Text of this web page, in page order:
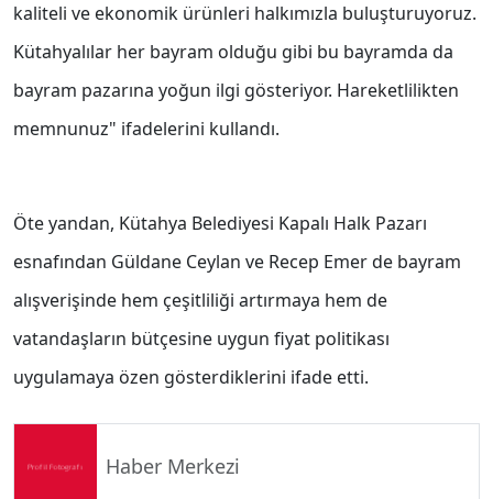
kaliteli ve ekonomik ürünleri halkımızla buluşturuyoruz.
Kütahyalılar her bayram olduğu gibi bu bayramda da
bayram pazarına yoğun ilgi gösteriyor. Hareketlilikten
memnunuz" ifadelerini kullandı.
Öte yandan, Kütahya Belediyesi Kapalı Halk Pazarı
esnafından Güldane Ceylan ve Recep Emer de bayram
alışverişinde hem çeşitliliği artırmaya hem de
vatandaşların bütçesine uygun fiyat politikası
uygulamaya özen gösterdiklerini ifade etti.
Haber Merkezi